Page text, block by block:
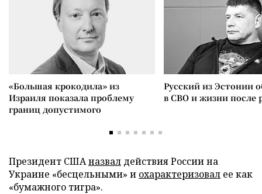
«Большая крокодила» из
Израиля показала проблему
границ допустимого
Русский из Эстонии
в СВО и жизни после
Президент СШАназвал действия России на
Украине «бесцельными» и охарактеризовал ее как
«бумажного тигра».